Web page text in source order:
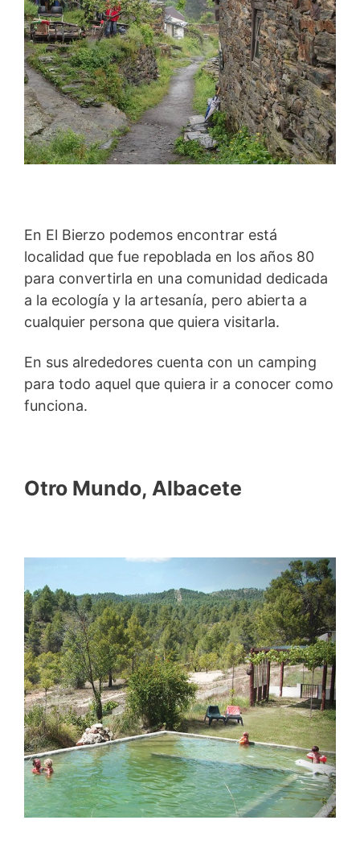
En El Bierzo podemos encontrar está
localidad que fue repoblada en los años 80
para convertirla en una comunidad dedicada
a la ecología y la artesanía, pero abierta a
cualquier persona que quiera visitarla.
En sus alrededores cuenta con un camping
para todo aquel que quiera ir a conocer como
funciona.
Otro Mundo, Albacete